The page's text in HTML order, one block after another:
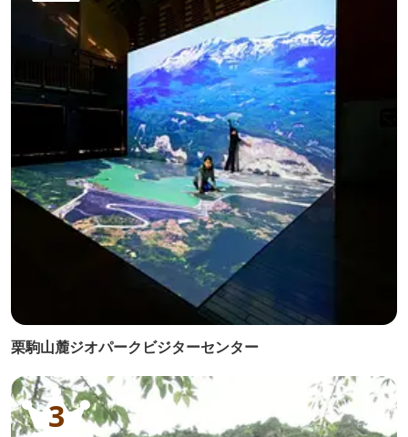
栗駒山麓ジオパークビジターセンター
3